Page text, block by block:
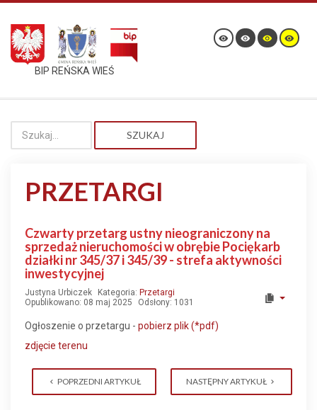
BIP REŃSKA WIEŚ
SZUKAJ
PRZETARGI
Czwarty przetarg ustny nieograniczony na
sprzedaż nieruchomości w obrębie Pociękarb
działki nr 345/37 i 345/39 - strefa aktywności
inwestycyjnej
Justyna Urbiczek Kategoria: Przetargi
Opublikowano: 08 maj 2025
Odsłony: 1031
Ogłoszenie o przetargu - pobierz plik (*pdf)
zdjęcie terenu
POPRZEDNI ARTYKUŁ NASTĘPNY ARTYKUŁ